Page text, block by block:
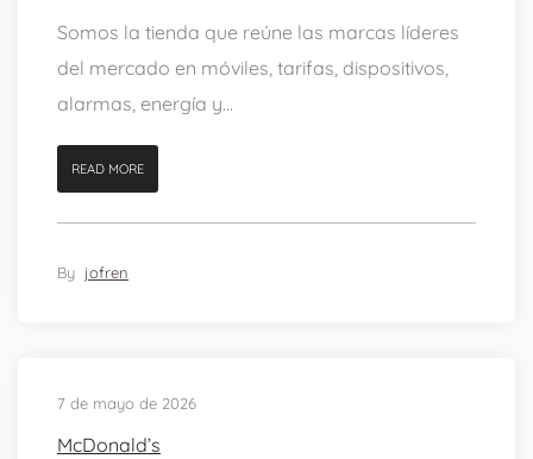
Somos la tienda que reúne las marcas líderes
del mercado en móviles, tarifas, dispositivos,
alarmas, energía y...
READ MORE
By jofren
7 de mayo de 2026
McDonald’s